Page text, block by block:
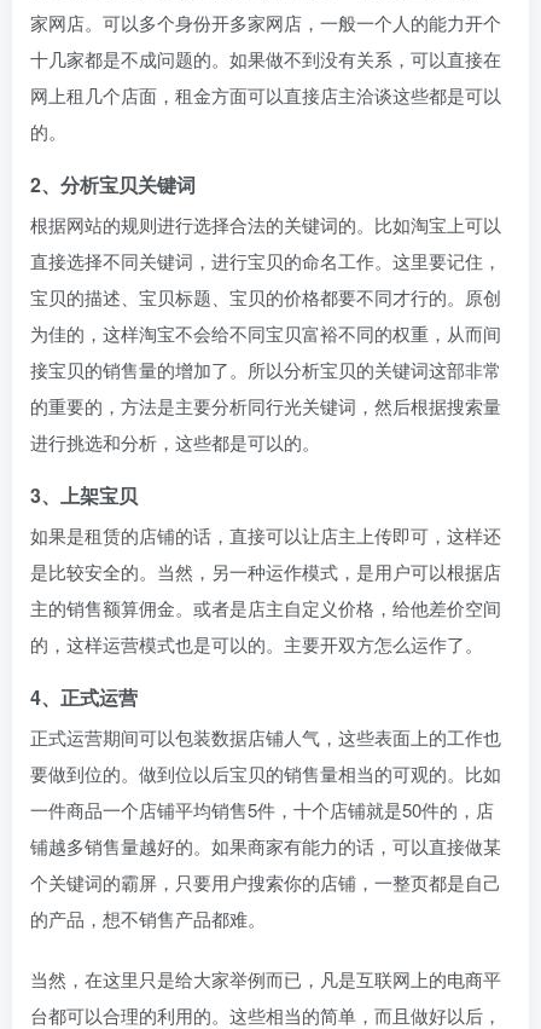
家网店。可以多个身份开多家网店，一般一个人的能力开个
十几家都是不成问题的。如果做不到没有关系，可以直接在
网上租几个店面，租金方面可以直接店主洽谈这些都是可以
的。
2、分析宝贝关键词
根据网站的规则进行选择合法的关键词的。比如淘宝上可以
直接选择不同关键词，进行宝贝的命名工作。这里要记住，
宝贝的描述、宝贝标题、宝贝的价格都要不同才行的。原创
为佳的，这样淘宝不会给不同宝贝富裕不同的权重，从而间
接宝贝的销售量的增加了。所以分析宝贝的关键词这部非常
的重要的，方法是主要分析同行光关键词，然后根据搜索量
进行挑选和分析，这些都是可以的。
3、上架宝贝
如果是租赁的店铺的话，直接可以让店主上传即可，这样还
是比较安全的。当然，另一种运作模式，是用户可以根据店
主的销售额算佣金。或者是店主自定义价格，给他差价空间
的，这样运营模式也是可以的。主要开双方怎么运作了。
4、正式运营
正式运营期间可以包装数据店铺人气，这些表面上的工作也
要做到位的。做到位以后宝贝的销售量相当的可观的。比如
一件商品一个店铺平均销售5件，十个店铺就是50件的，店
铺越多销售量越好的。如果商家有能力的话，可以直接做某
个关键词的霸屏，只要用户搜索你的店铺，一整页都是自己
的产品，想不销售产品都难。
当然，在这里只是给大家举例而已，凡是互联网上的电商平
台都可以合理的利用的。这些相当的简单，而且做好以后，